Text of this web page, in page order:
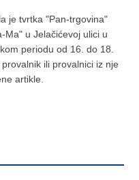
je tvrtka "Pan-trgovina"
u Jelačićevoj ulici u
periodu od 16. do 18.
ili provalnici iz nje
artikle.